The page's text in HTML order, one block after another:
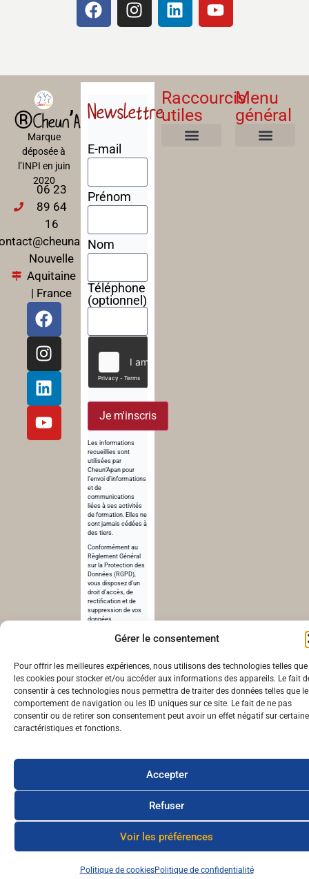
Gérer le consentement
Pour offrir les meilleures expériences, nous utilisons des technologies telles que
les cookies pour stocker et/ou accéder aux informations des appareils. Le fait
consentir à ces technologies nous permettra de traiter des données telles que le
comportement de navigation ou les ID uniques sur ce site. Le fait de ne pas
consentir ou de retirer son consentement peut avoir un effet négatif sur
caractéristiques et fonctions.
Accepter
Refuser
Voir les préférences
Politique de cookiesPolitique de confidentialité
®Cheun’Apan
Marque
déposée à
l’INPI en juin
2020
06 23
89 64
16
Nouvelle
Aquitaine
| France
Newslettre
E-mail
Prénom
Nom
Téléphone
(optionnel)
Je m'inscris
Les informations
recueillies sont
utilisées par
Cheun’Apan pour
l’envoi d’informations
et de
communications
liées à ses activités
de formation. Elles ne
sont jamais cédées à
des tiers.
Conformément au
Règlement Général
sur la Protection des
Données (RGPD),
vous disposez d’un
droit d’accès, de
rectification et de
suppression de vos
données.
Pour en savoir plus,
consultez notre
confidentialité
Raccourcis
utiles
Menu
général
© cheunapan.fr – Réalisé par cheunapan.fr | 2024